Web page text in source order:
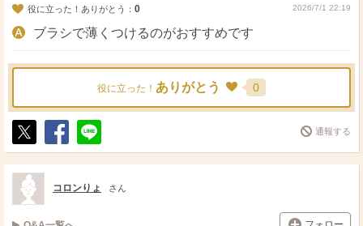
役に立った！ありがとう： 0 2026/7/1 22:19
ブラシで薄くつけるのがおすすめです
役に立った！ ありがとう 0
ポ
ス
ト
シ
ェ
送
る
通報する
コロンりょ さん